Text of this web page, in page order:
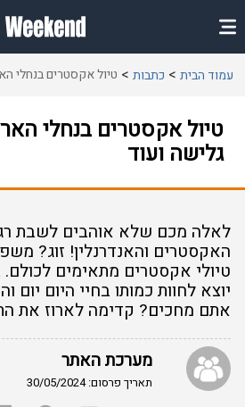
עמוד הבית כתבות טיול אקסטרים בנחלי
טיול אקסטרים בנחלי
גלישה ועוד
לאלה מכם שלא אוהבים לשבת
האקסטרים והאנדרנלין! זוג?
טיולי אקסטרים מתאימים לכולם.
יוצא לחוות כמותו בחיי היום
אתם מחכים? קדימה לארוז את
מערכת האתר
תאריך פרסום: 30/05/2024